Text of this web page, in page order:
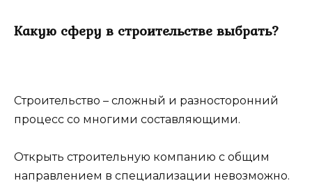
Какую сферу в строительстве выбрать?
Строительство – сложный и разносторонний
процесс со многими составляющими.
Открыть строительную компанию с общим
направлением в специализации невозможно.